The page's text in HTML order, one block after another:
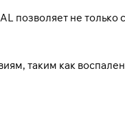
позволяет не только
таким как